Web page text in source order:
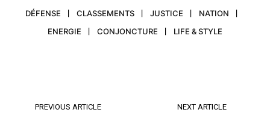
DÉFENSE CLASSEMENTS JUSTICE
NATION
ENERGIE
CONJONCTURE LIFE & STYLE
PREVIOUS ARTICLE NEXT ARTICLE